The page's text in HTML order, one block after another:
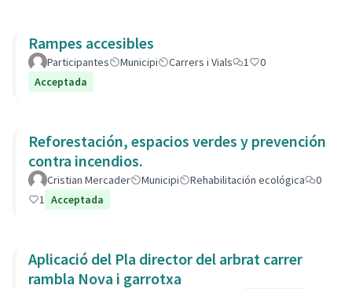
Rampes accesibles
Participantes Municipi Carrers i Vials 1
0
Acceptada
Reforestación, espacios verdes y prevención
contra incendios.
Cristian Mercader Municipi Rehabilitación ecológica
0
1 Acceptada
Aplicació del Pla director del arbrat carrer
rambla Nova i garrotxa